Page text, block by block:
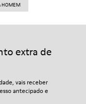
HOMEM
extra de
vais receber
antecipado e